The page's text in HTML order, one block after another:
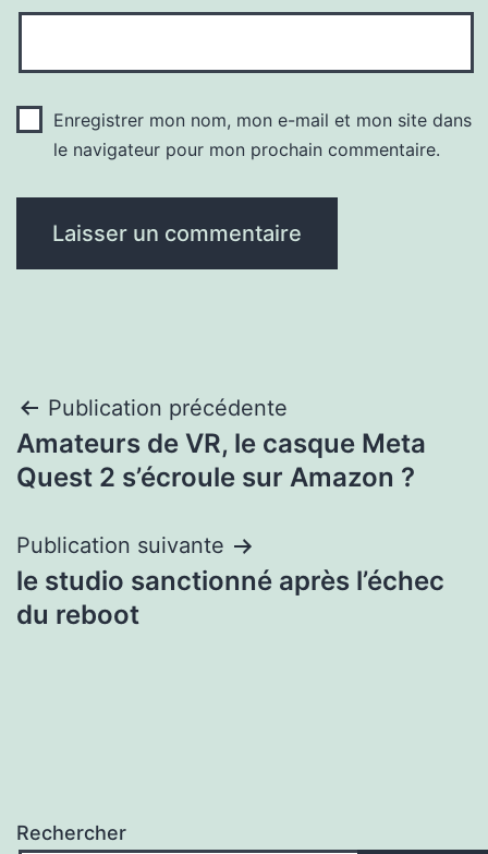
Enregistrer mon nom, mon e-mail et mon site dans
le navigateur pour mon prochain commentaire.
Navigation
de
Publication précédente
Amateurs de VR, le casque Meta
Quest 2 s’écroule sur Amazon ?
Publication suivante
le studio sanctionné après l’échec
du reboot
Rechercher